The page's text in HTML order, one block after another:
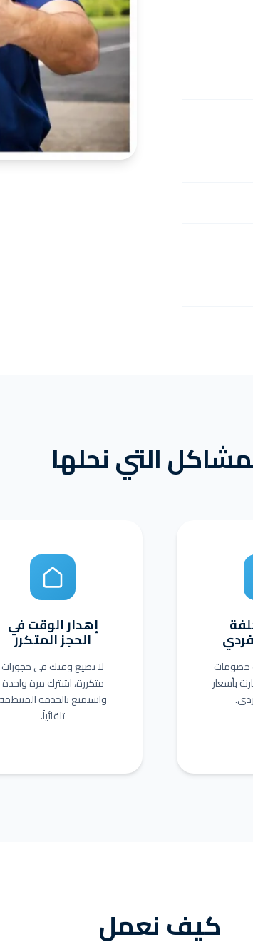
التي نحلها
خصومات
مقارنة بأسعار
إهدار الوقت في
الحجز المتكرر
لا تضيع وقتك في حجوزات
متكررة، اشترك مرة واحدة
واستمتع بالخدمة المنتظمة
تلقائياً.
كيف نعمل